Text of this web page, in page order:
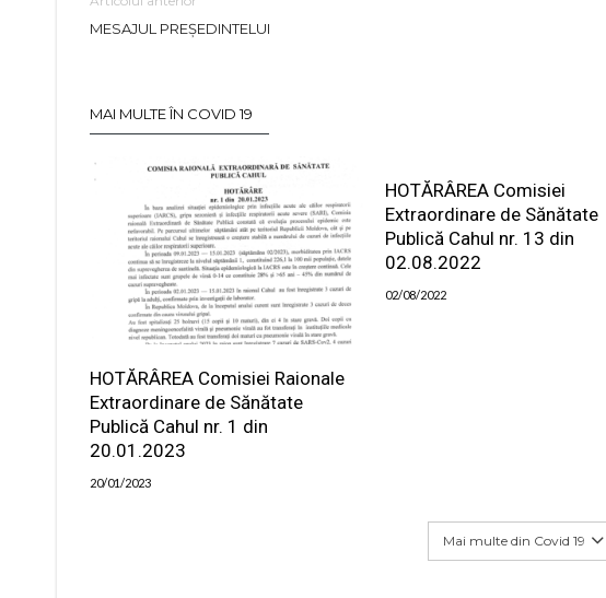
MESAJUL PREȘEDINTELUI
MAI MULTE ÎN COVID 19
HOTĂRÂREA Comisiei Raionale
Extraordinare de Sănătate
Publică Cahul nr. 1 din
20.01.2023
20/01/2023
HOTĂRÂREA Comisiei
Extraordinare de Sănătate
Publică Cahul nr. 13 din
02.08.2022
02/08/2022
Mai multe din Covid 19